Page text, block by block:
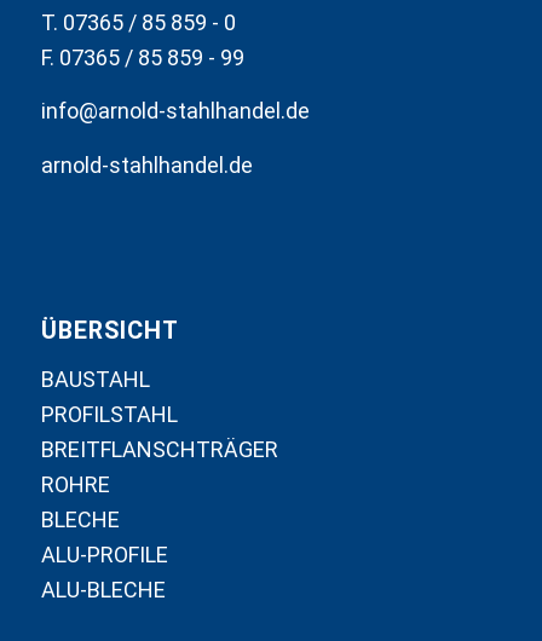
T. 07365 / 85 859 - 0
F. 07365 / 85 859 - 99
info@arnold-stahlhandel.de
arnold-stahlhandel.de
ÜBERSICHT
BAUSTAHL
PROFILSTAHL
BREITFLANSCHTRÄGER
ROHRE
BLECHE
ALU-PROFILE
ALU-BLECHE